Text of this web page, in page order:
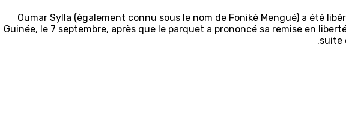
Oumar Sylla (également connu sous le nom de Foniké Mengué) a été
Guinée, le 7 septembre, après que le parquet a prononcé sa remise en
suite